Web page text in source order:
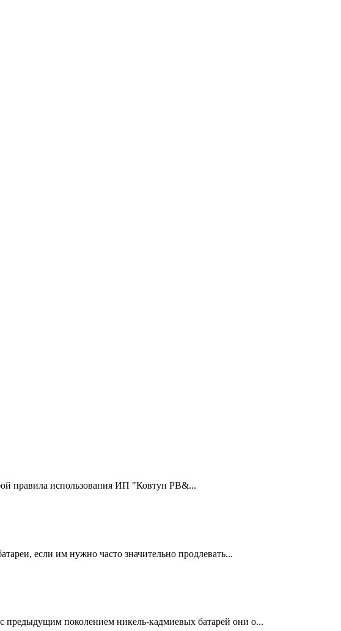
правила использования ИП "Ковтун РВ&...
если им нужно часто значительно продлевать...
предыдущим поколением никель-кадмиевых батарей они о...